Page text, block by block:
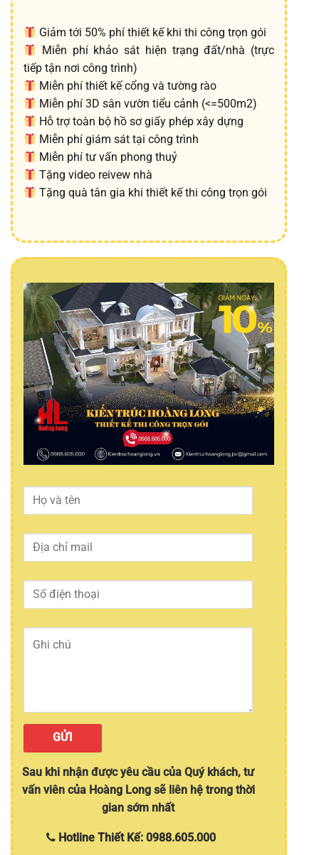
Giảm tới 50% phí thiết kế khi thi công trọn gói
Miễn phí khảo sát hiện trạng đất/nhà (trực
tiếp tận nơi công trình)
Miễn phí thiết kế cổng và tường rào
Miễn phí 3D sân vườn tiểu cảnh (<=500m2)
Hỗ trợ toàn bộ hồ sơ giấy phép xây dựng
Miễn phí giám sát tại công trình
Miễn phí tư vấn phong thuỷ
Tặng video reivew nhà
Tặng quà tân gia khi thiết kế thi công trọn gói
Sau khi nhận được yêu cầu của Quý khách, tư
vấn viên của Hoàng Long sẽ liên hệ trong thời
gian sớm nhất
Hotline Thiết Kế: 0988.605.000